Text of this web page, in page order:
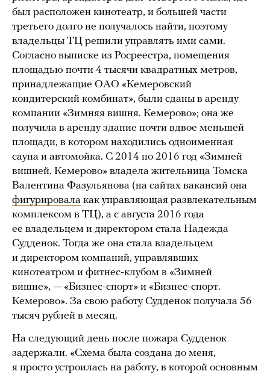
был расположен кинотеатр, и большей части
третьего долго не получалось найти, поэтому
владельцы ТЦ решили управлять ими сами.
Согласно выписке из Росреестра, помещения
площадью почти 4 тысячи квадратных метров,
принадлежащие ОАО «Кемеровский
кондитерский комбинат», были сданы в аренду
компании «Зимняя вишня. Кемерово»; она же
получила в аренду здание почти вдвое меньшей
площади, в котором находились одноименная
сауна и автомойка. С 2014 по 2016 год «Зимней
вишней. Кемерово» владела жительница Томска
Валентина Фазульянова (на сайтах вакансий она
фигурировала как управляющая развлекательным
комплексом в ТЦ), а с августа 2016 года
ее владельцем и директором стала Надежда
Судденок. Тогда же она стала владельцем
и директором компаний, управлявших
кинотеатром и фитнес-клубом в «Зимней
вишне», — «Бизнес-спорт» и «Бизнес-спорт.
Кемерово». За свою работу Судденок получала 56
тысяч рублей в месяц.
На следующий день после пожара Судденок
задержали. «Схема была создана до меня,
я просто устроилась на работу, в которой основным